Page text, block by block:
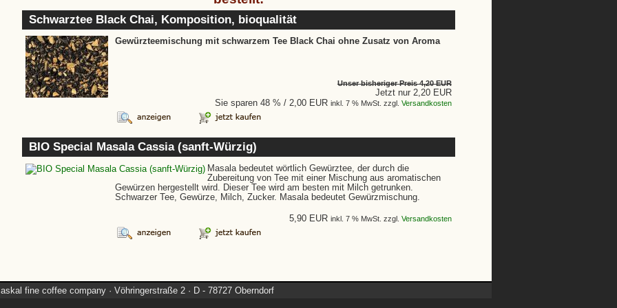
Schwarztee Black Chai, Komposition, bioqualität
Gewürzteemischung mit schwarzem Tee Black Chai ohne Zusatz von Aroma
Unser bisheriger Preis4,20 EUR
Jetzt nur 2,20 EUR
Sie sparen 48 % / 2,00 EUR inkl. 7 % MwSt. zzgl. Versandkosten
BIO Special Masala Cassia (sanft-Würzig)
Masala bedeutet wörtlich Gewürztee, der durch die
Zubereitung von Tee mit einer Mischung aus aromatischen
Gewürzen hergestellt wird. Dieser Tee wird am besten mit Milch getrunken.
Schwarzer Tee, Gewürze, Milch, Zucker. Masala bedeutet Gewürzmischung.
5,90 EUR inkl. 7 % MwSt. zzgl. Versandkosten
fine coffee company · Vöhringerstraße 2 · D - 78727 Oberndorf